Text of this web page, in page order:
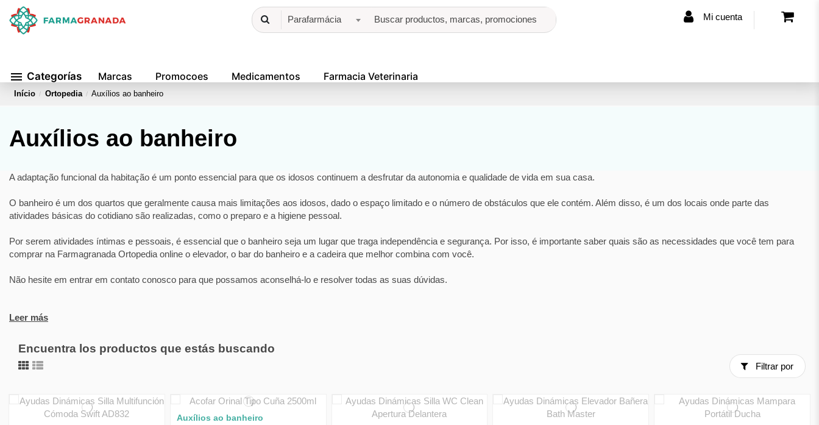
menu Categorías Marcas Promocoes Medicamentos Farmacia Veterinaria
Parafarmácia Mi cuenta
Início Ortopedia Auxílios ao banheiro
Auxílios ao banheiro
A adaptação funcional da habitação é um ponto essencial para que os idosos continuem a desfrutar da autonomia e qualidade de vida em sua casa.
O banheiro é um dos quartos que geralmente causa mais limitações aos idosos, dado o espaço limitado e o número de obstáculos que ele contém. Além disso, é um dos locais onde parte das
atividades básicas do cotidiano são realizadas, como o preparo e a higiene pessoal.
Por serem atividades íntimas e pessoais, é essencial que o banheiro seja um lugar que traga independência e segurança. Por isso, é importante saber quais são as necessidades que você tem para
comprar na Farmagranada Ortopedia online o elevador, o bar do banheiro e a cadeira que melhor combina com você.
Não hesite em entrar em contato conosco para que possamos aconselhá-lo e resolver todas as suas dúvidas.
Leer más
Encuentra los productos que estás buscando
Filtrar por
Auxílios ao banheiro